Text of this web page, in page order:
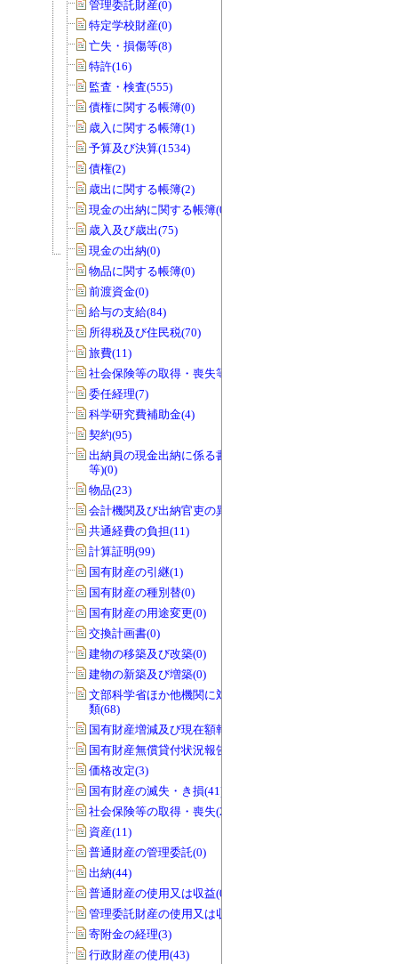
管理委託財産(0)
特定学校財産(0)
亡失・損傷等(8)
特許(16)
監査・検査(555)
債権に関する帳簿(0)
歳入に関する帳簿(1)
予算及び決算(1534)
債権(2)
歳出に関する帳簿(2)
現金の出納に関する帳簿(0)
歳入及び歳出(75)
現金の出納(0)
物品に関する帳簿(0)
前渡資金(0)
給与の支給(84)
所得税及び住民税(70)
旅費(11)
社会保険等の取得・喪失等(0)
委任経理(7)
科学研究費補助金(4)
契約(95)
出納員の現金出納に係る書類(交付伝票
等)(0)
物品(23)
会計機関及び出納官吏の異動(0)
共通経費の負担(11)
計算証明(99)
国有財産の引継(1)
国有財産の種別替(0)
国有財産の用途変更(0)
交換計画書(0)
建物の移築及び改築(0)
建物の新築及び増築(0)
文部科学省ほか他機関に対する報告書
類(68)
国有財産増減及び現在額報告書(32)
国有財産無償貸付状況報告書(0)
価格改定(3)
国有財産の滅失・き損(41)
社会保険等の取得・喪失(25)
資産(11)
普通財産の管理委託(0)
出納(44)
普通財産の使用又は収益(0)
管理委託財産の使用又は収益(0)
寄附金の経理(3)
行政財産の使用(43)